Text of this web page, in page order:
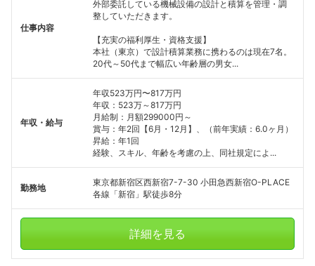
仕事内容
外部委託している機械設備の設計と積算を管理・調
整していただきます。
【充実の福利厚生・資格支援】
本社（東京）で設計積算業務に携わるのは現在7名。
20代～50代まで幅広い年齢層の男女...
年収・給与
年収523万円〜817万円
年収：523万～817万円
月給制：月額299000円～
賞与：年2回【6月・12月】、（前年実績：6.0ヶ月）
昇給：年1回
経験、スキル、年齢を考慮の上、同社規定によ...
勤務地
東京都新宿区西新宿7-7-30 小田急西新宿O-PLACE
各線「新宿」駅徒歩8分
詳細を見る